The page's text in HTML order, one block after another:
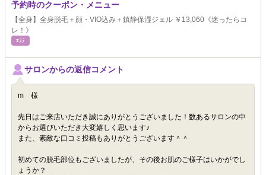
予約時のクーポン・メニュー
【全身】全身脱毛＋顔・VIO込み＋鎮静保湿ジェル ￥13,060《迷ったらコ
レ！》
ｴｽﾃ
サロンからの返信コメント
m 様
先日はご来店いただき誠にありがとうございました！数あるサロンの中
からお選びいただき大変嬉しく思います♪
また、素敵な口コミ投稿もありがとうございます＾＾
初めての脱毛部位もございましたが、その後お肌のご様子はいかがでし
ょうか？